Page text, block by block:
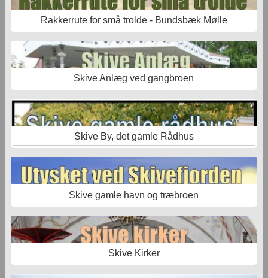
Rakkerrute for små trolde - Bundsbæk Mølle
Skive Anlæg ved gangbroen
Skive By, det gamle Rådhus
Skive gamle havn og træbroen
Skive Kirker